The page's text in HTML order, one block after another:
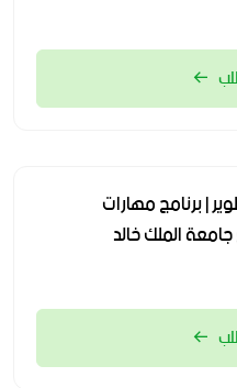
| برنامج مهارات
جامعة الملك خالد